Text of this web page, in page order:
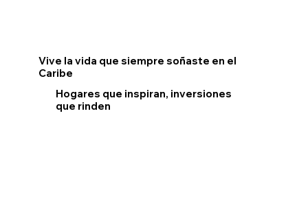
Vive la vida que siempre soñaste en el
Caribe
Hogares que inspiran, inversiones
que rinden